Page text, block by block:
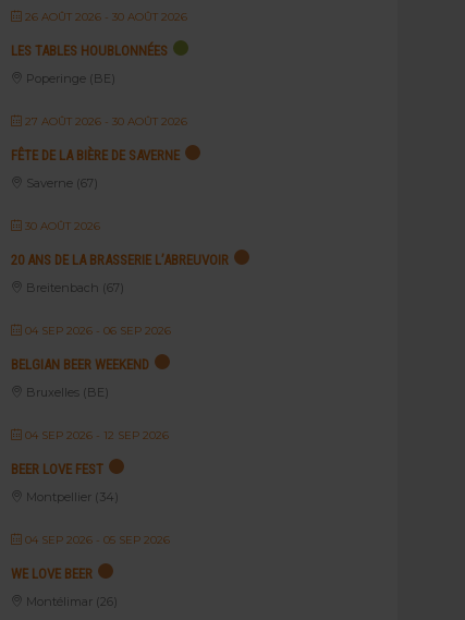
26 AOÛT 2026 - 30 AOÛT 2026
LES TABLES HOUBLONNÉES
Poperinge (BE)
27 AOÛT 2026 - 30 AOÛT 2026
FÊTE DE LA BIÈRE DE SAVERNE
Saverne (67)
30 AOÛT 2026
20 ANS DE LA BRASSERIE L’ABREUVOIR
Breitenbach (67)
04 SEP 2026 - 06 SEP 2026
BELGIAN BEER WEEKEND
Bruxelles (BE)
04 SEP 2026 - 12 SEP 2026
BEER LOVE FEST
Montpellier (34)
04 SEP 2026 - 05 SEP 2026
WE LOVE BEER
Montélimar (26)